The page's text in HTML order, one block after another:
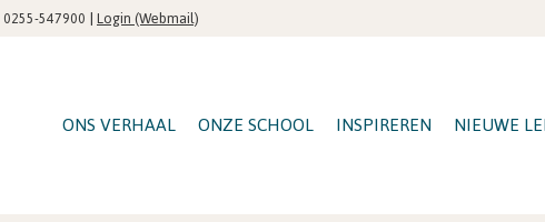
0255-547900 |Login (Webmail)
ONS VERHAAL ONZE SCHOOL INSPIREREN NIEUWE